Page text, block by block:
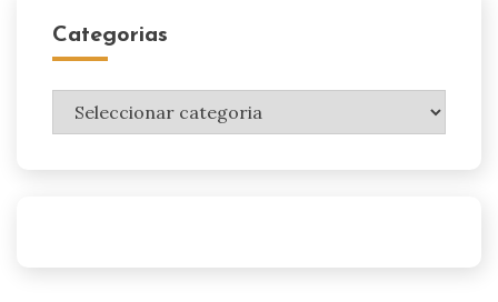
Categorias
Categorias